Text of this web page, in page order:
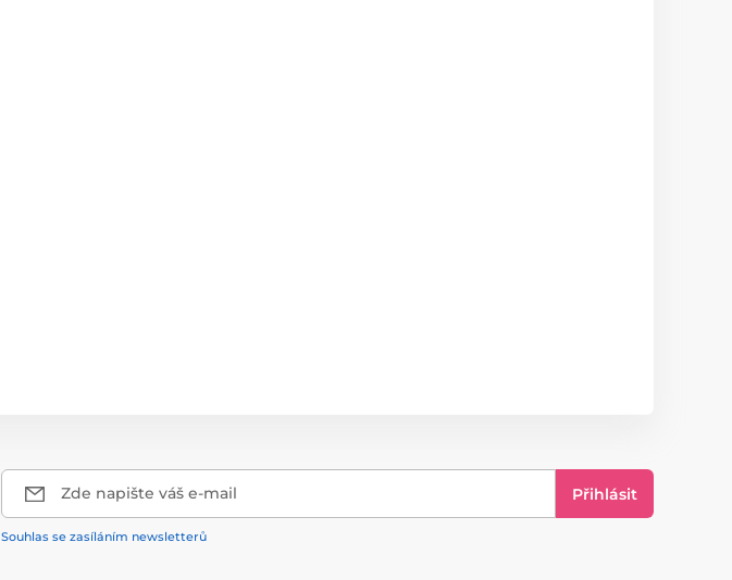
Zde napište váš e-mail Přihlásit
Souhlas se zasíláním newsletterů